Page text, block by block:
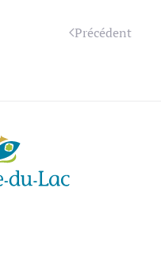
Précédent